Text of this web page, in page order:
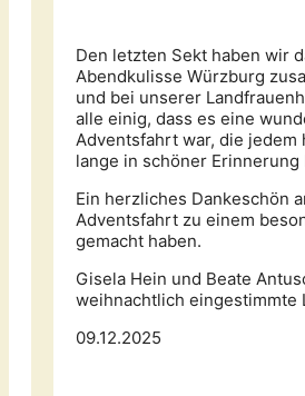
Den letzten Sekt haben wir
Abendkulisse Würzburg
und bei unserer
alle einig, dass es eine
Adventsfahrt war, die jedem
lange in schöner Erinnerung
Ein herzliches Dankeschön
Adventsfahrt zu einem
gemacht haben.
Gisela Hein und Beate
weihnachtlich eingestimmte
09.12.2025